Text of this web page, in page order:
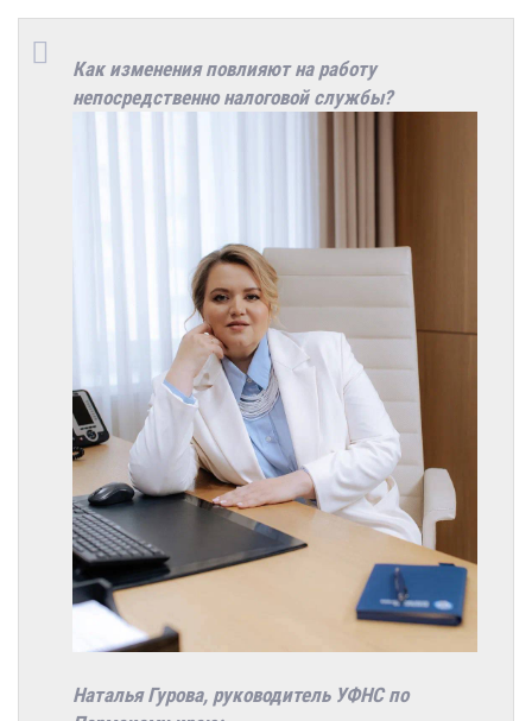
Как изменения повлияют на работу
непосредственно налоговой службы?
Наталья Гурова, руководитель УФНС по